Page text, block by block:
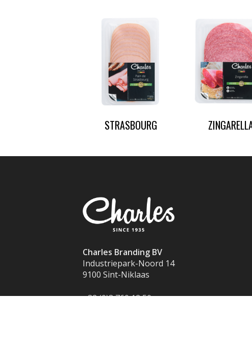
STRASBOURG
Charles Branding BV
Industriepark-Noord 14
9100 Sint-Niklaas
+32 (0)3 760 12 50